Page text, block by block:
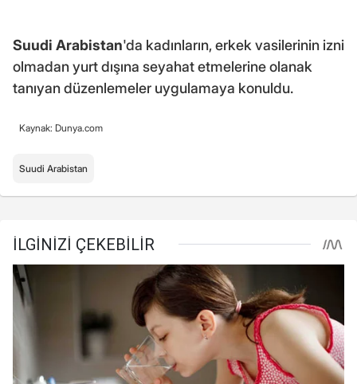
Suudi Arabistan'da kadınların, erkek vasilerinin izni
olmadan yurt dışına seyahat etmelerine olanak
tanıyan düzenlemeler uygulamaya konuldu.
Kaynak: Dunya.com
Suudi Arabistan